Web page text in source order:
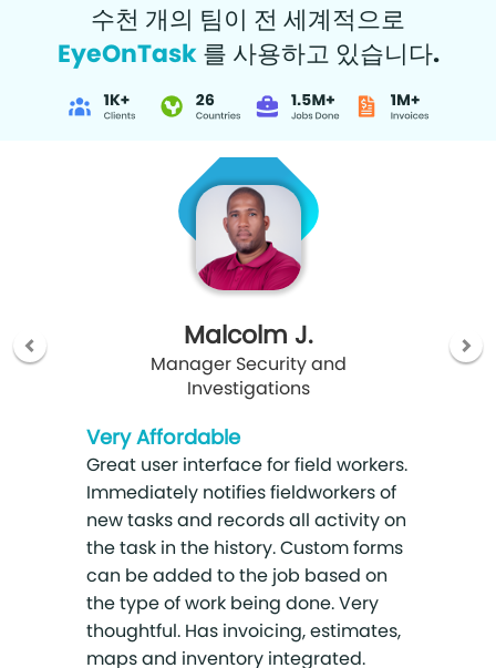
수천 개의 팀이 전 세계적으로
EyeOnTask를 사용하고 있습니다.
Malcolm J.
Manager Security and
Investigations
Very Affordable
Great user interface for field workers.
Immediately notifies fieldworkers of
new tasks and records all activity on
the task in the history. Custom forms
can be added to the job based on
the type of work being done. Very
thoughtful. Has invoicing, estimates,
maps and inventory integrated.